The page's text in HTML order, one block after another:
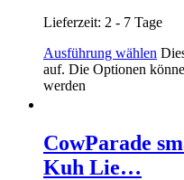
Lieferzeit: 2 - 7 Tage
Ausführung wählen
auf. Die Optionen
werden
CowParade
Kuh Lie…